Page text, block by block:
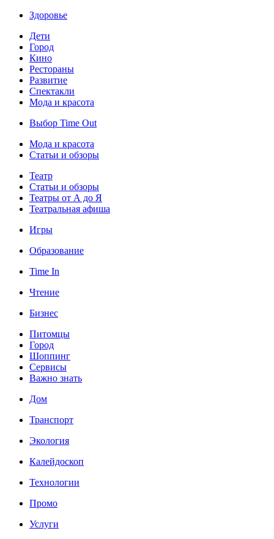
Здоровье
Дети
Город
Кино
Рестораны
Развитие
Спектакли
Мода и красота
Выбор Time Out
Мода и красота
Статьи и обзоры
Театр
Статьи и обзоры
Театры от А до Я
Театральная афиша
Игры
Образование
Time In
Чтение
Бизнес
Питомцы
Город
Шоппинг
Сервисы
Важно знать
Дом
Транспорт
Экология
Калейдоскоп
Технологии
Промо
Услуги